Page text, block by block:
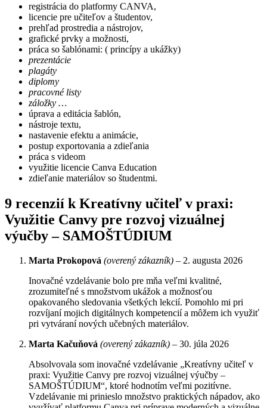
registrácia do platformy CANVA,
licencie pre učiteľov a študentov,
prehľad prostredia a nástrojov,
grafické prvky a možnosti,
práca so šablónami: ( princípy a ukážky)
prezentácie
plagáty
diplomy
pracovné listy
záložky …
úprava a editácia šablón,
nástroje textu,
nastavenie efektu a animácie,
postup exportovania a zdieľania
práca s videom
využitie licencie Canva Education
zdieľanie materiálov so študentmi.
9 recenzií k Kreatívny učiteľ v praxi:
Využitie Canvy pre rozvoj vizuálnej
výučby – SAMOŠTÚDIUM
Marta Prokopová (overený zákazník) – 2. augusta 2026
Inovačné vzdelávanie bolo pre mňa veľmi kvalitné,
zrozumiteľné s množstvom ukážok a možnosťou
opakovaného sledovania všetkých lekcií. Pomohlo mi pri
rozvíjaní mojich digitálnych kompetencií a môžem ich využiť
pri vytváraní nových učebných materiálov.
Marta Kačuňová (overený zákazník) – 30. júla 2026
Absolvovala som inovačné vzdelávanie „Kreatívny učiteľ v
praxi: Využitie Canvy pre rozvoj vizuálnej výučby –
SAMOŠTÚDIUM“, ktoré hodnotím veľmi pozitívne.
Vzdelávanie mi prinieslo množstvo praktických nápadov, ako